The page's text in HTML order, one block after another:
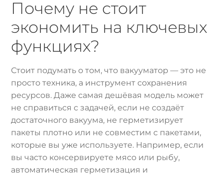
Почему не стоит
экономить на ключевых
функциях?
Стоит подумать о том, что вакууматор — это не
просто техника, а инструмент сохранения
ресурсов. Даже самая дешёвая модель может
не справиться с задачей, если не создаёт
достаточного вакуума, не герметизирует
пакеты плотно или не совместим с пакетами,
которые вы уже используете. Например, если
вы часто консервируете мясо или рыбу,
автоматическая герметизация и